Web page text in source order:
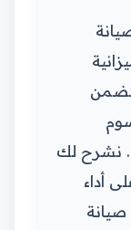
نشرح لك
أداء
صيانة